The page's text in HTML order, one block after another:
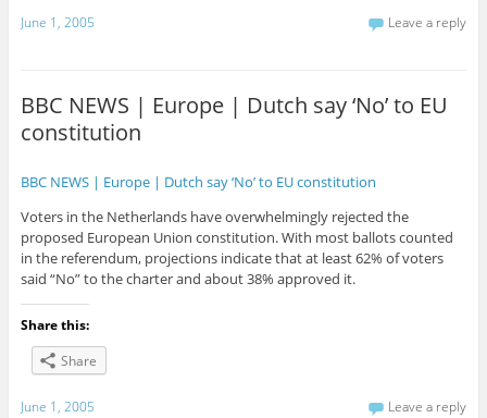
June 1, 2005 Leave a reply
BBC NEWS | Europe | Dutch say ‘No’ to EU
constitution
BBC NEWS | Europe | Dutch say ‘No’ to EU constitution
Voters in the Netherlands have overwhelmingly rejected the
proposed European Union constitution. With most ballots counted
in the referendum, projections indicate that at least 62% of voters
said “No” to the charter and about 38% approved it.
Share this:
Share
June 1, 2005 Leave a reply